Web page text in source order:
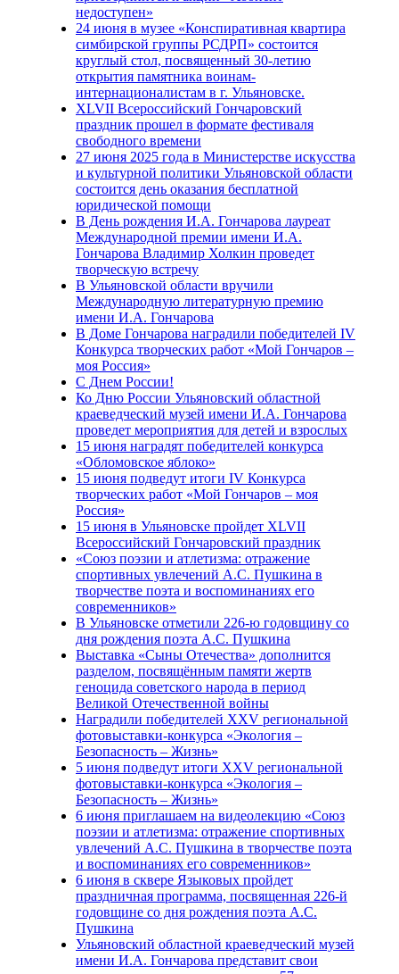
недоступен»
24 июня в музее «Конспиративная квартира
симбирской группы РСДРП» состоится
круглый стол, посвященный 30-летию
открытия памятника воинам-
интернационалистам в г. Ульяновске.
XLVII Всероссийский Гончаровский
праздник прошел в формате фестиваля
свободного времени
27 июня 2025 года в Министерстве искусства
и культурной политики Ульяновской области
состоится день оказания бесплатной
юридической помощи
В День рождения И.А. Гончарова лауреат
Международной премии имени И.А.
Гончарова Владимир Холкин проведет
творческую встречу
В Ульяновской области вручили
Международную литературную премию
имени И.А. Гончарова
В Доме Гончарова наградили победителей IV
Конкурса творческих работ «Мой Гончаров –
моя Россия»
С Днем России!
Ко Дню России Ульяновский областной
краеведческий музей имени И.А. Гончарова
проведет мероприятия для детей и взрослых
15 июня наградят победителей конкурса
«Обломовское яблоко»
15 июня подведут итоги IV Конкурса
творческих работ «Мой Гончаров – моя
Россия»
15 июня в Ульяновске пройдет XLVII
Всероссийский Гончаровский праздник
«Союз поэзии и атлетизма: отражение
спортивных увлечений А.С. Пушкина в
творчестве поэта и воспоминаниях его
современников»
В Ульяновске отметили 226-ю годовщину со
дня рождения поэта А.С. Пушкина
Выставка «Сыны Отечества» дополнится
разделом, посвящённым памяти жертв
геноцида советского народа в период
Великой Отечественной войны
Наградили победителей XXV региональной
фотовыставки-конкурса «Экология –
Безопасность – Жизнь»
5 июня подведут итоги XXV региональной
фотовыставки-конкурса «Экология –
Безопасность – Жизнь»
6 июня приглашаем на видеолекцию «Союз
поэзии и атлетизма: отражение спортивных
увлечений А.С. Пушкина в творчестве поэта
и воспоминаниях его современников»
6 июня в сквере Языковых пройдет
праздничная программа, посвященная 226-й
годовщине со дня рождения поэта А.С.
Пушкина
Ульяновский областной краеведческий музей
имени И.А. Гончарова представит свои